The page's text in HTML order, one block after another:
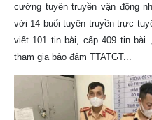
cường tuyên truyền vận động
với 14 buổi tuyên truyền trực
viết 101 tin bài, cấp 409 tin bài
tham gia bảo đảm TTATGT...